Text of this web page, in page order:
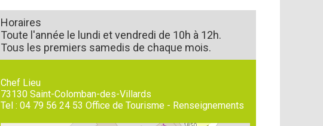
Horaires
Toute l'année le lundi et vendredi de 10h à 12h.
Tous les premiers samedis de chaque mois.
Chef Lieu
73130 Saint-Colomban-des-Villards
Tel : 04 79 56 24 53Office de Tourisme - Renseignements